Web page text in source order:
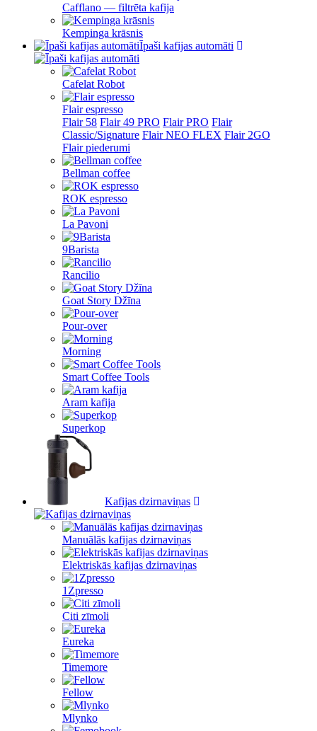
Cafflano — filtrēta kafija
Kempinga krāsnis
Īpaši kafijas automāti
Cafelat Robot
Flair espresso
Flair 58 Flair 49 PRO Flair PRO Flair
Classic/Signature Flair NEO FLEX Flair 2GO
Flair piederumi
Bellman coffee
ROK espresso
La Pavoni
9Barista
Rancilio
Goat Story Džīna
Pour-over
Morning
Smart Coffee Tools
Aram kafija
Superkop
Kafijas dzirnaviņas
Manuālās kafijas dzirnaviņas
Elektriskās kafijas dzirnaviņas
1Zpresso
Citi zīmoli
Eureka
Timemore
Fellow
Mlynko